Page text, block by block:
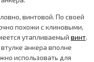
винтовой. По своей
похожи с клиновыми,
утапливаемый винт.
анкера вполне
использовать для